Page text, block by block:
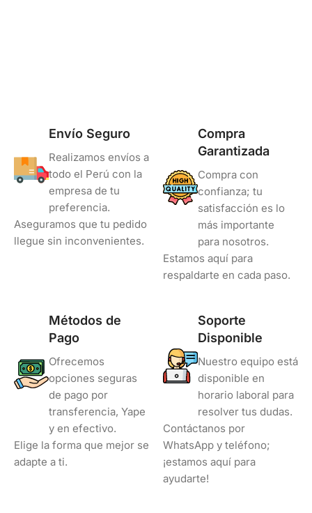
Envío Seguro
Realizamos envíos a
todo el Perú con la
empresa de tu
preferencia.
Aseguramos que tu pedido
llegue sin inconvenientes.
Compra
Garantizada
Compra con
confianza; tu
satisfacción es lo
más importante
para nosotros.
Estamos aquí para
respaldarte en cada paso.
Métodos de
Pago
Ofrecemos
opciones seguras
de pago por
transferencia, Yape
y en efectivo.
Elige la forma que mejor se
adapte a ti.
Soporte
Disponible
Nuestro equipo está
disponible en
horario laboral para
resolver tus dudas.
Contáctanos por
WhatsApp y teléfono;
¡estamos aquí para
ayudarte!